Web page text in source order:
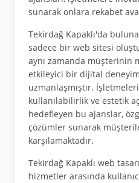
sunarak onlara rekabet
Tekirdağ Kapaklı'da
sadece bir web sitesi
aynı zamanda müşterinin
etkileyici bir dijital
uzmanlaşmıştır.
kullanılabilirlik ve estetik
hedefleyen bu ajanslar,
çözümler sunarak
karşılamaktadır.
Tekirdağ Kapaklı web
hizmetler arasında